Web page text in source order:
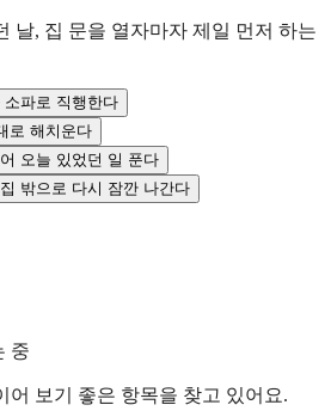
날, 집 문을 열자마자 제일 먼저 하는
파로 직행한다
로 해치운다
오늘 있었던 일 푼다
밖으로 다시 잠깐 나간다
중
어 보기 좋은 항목을 찾고 있어요.